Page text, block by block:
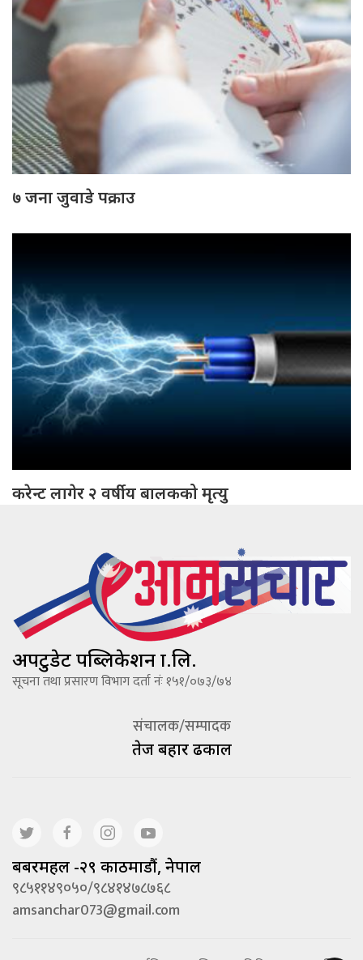
७ जना जुवाडे पक्राउ
करेन्ट लागेर २ वर्षीय बालकको मृत्यु
अपटुडेट पब्लिकेशन प्रा.लि.
सूचना तथा प्रसारण विभाग दर्ता नंः १५१/०७३/७४
संचालक/सम्पादक
तेज बहादूर ढकाल
बबरमहल -२९ काठमाडौं, नेपाल
९८५११४९०५०/९८४१४७८७६८
amsanchar073@gmail.com